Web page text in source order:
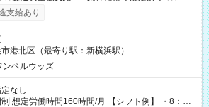
あり） ┗働いたその日に現金GET♪ お仕事後はコ
払い分を引き落とせます！ 【試用期間】試
支給あり
港北区（最寄り駅：新横浜駅）
ンベルウッズ
なし
働時間160時間/月 【シフト例】 ・8：00